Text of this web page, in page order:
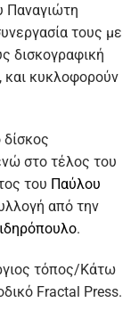
Παναγιώτη
τους με
δισκογραφική
και κυκλοφορούν
στο τέλος του
του Παύλου
από την
.
τόπος/Κάτω
Fractal Press.